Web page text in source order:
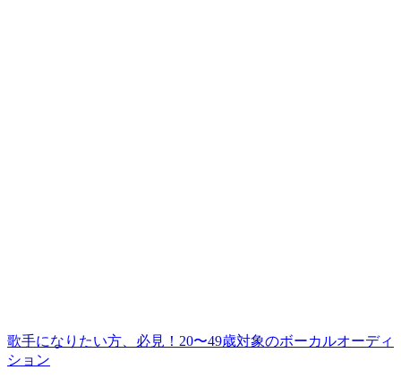
歌手になりたい方、必見！20〜49歳対象のボーカルオーディ
ション